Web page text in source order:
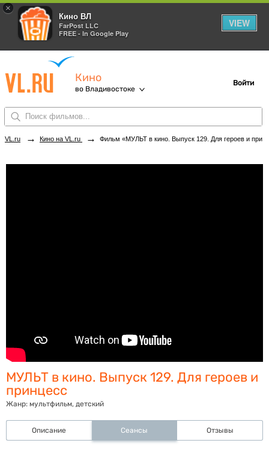
×
Кино ВЛ
FarPost LLC
FREE - In Google Play
VIEW
Кино
во Владивостоке
Войти
VL.ru → Кино на VL.ru → Фильм «МУЛЬТ в кино. Выпуск 129. Для героев и принцесс» в кинотеатрах Владивостока. Купить билеты!
МУЛЬТ в кино. Выпуск 129. Для героев и
принцесс
Жанр: мультфильм, детский
Описание Сеансы Отзывы